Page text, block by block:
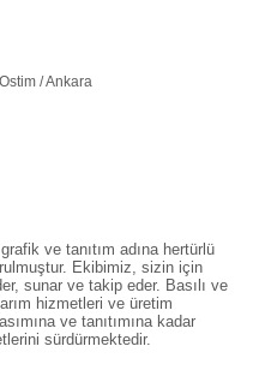
/ Ankara
ve tanıtım adına hertürlü
Ekibimiz, sizin için
sunar ve takip eder. Basılı ve
hizmetleri ve üretim
ve tanıtımına kadar
sürdürmektedir.